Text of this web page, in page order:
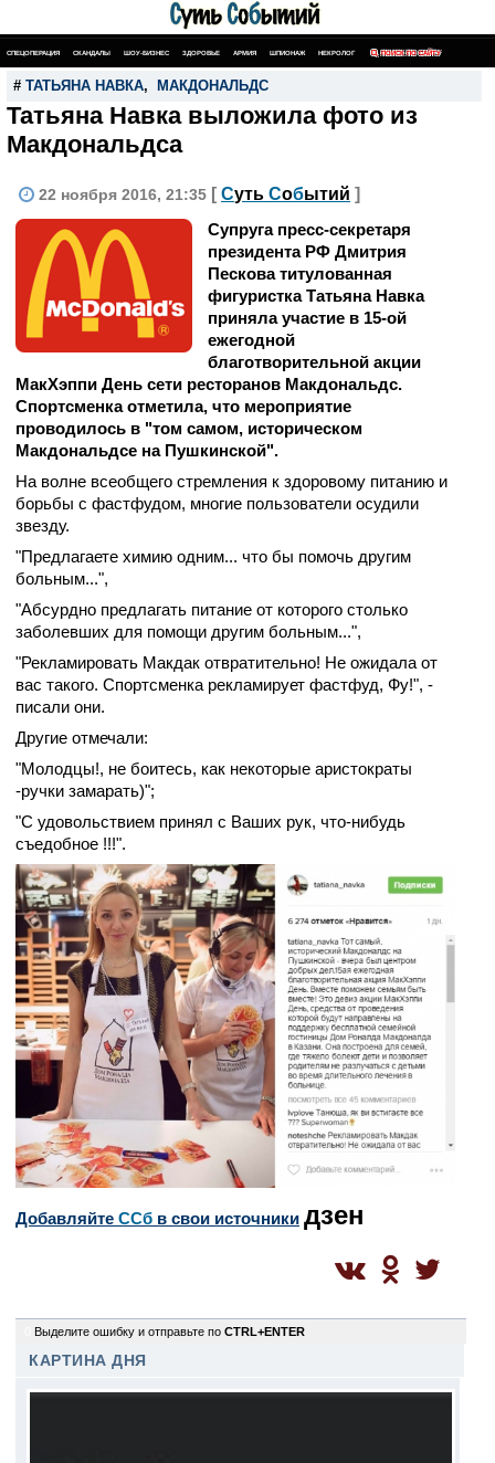
СПЕЦОПЕРАЦИЯ СКАНДАЛЫ ШОУ-БИЗНЕС ЗДОРОВЬЕ АРМИЯ ШПИОНАЖ НЕКРОЛОГ ПОИСК ПО САЙТУ
# ТАТЬЯНА НАВКА, МАКДОНАЛЬДС
Татьяна Навка выложила фото из
Макдональдса
22 ноября 2016, 21:35 [ Суть Событий ]
Супруга пресс-секретаря
президента РФ Дмитрия
Пескова титулованная
фигуристка Татьяна Навка
приняла участие в 15-ой
ежегодной
благотворительной акции
МакХэппи День сети ресторанов Макдональдс.
Спортсменка отметила, что мероприятие
проводилось в "том самом, историческом
Макдональдсе на Пушкинской".
На волне всеобщего стремления к здоровому питанию и
борьбы с фастфудом, многие пользователи осудили
звезду.
"Предлагаете химию одним... что бы помочь другим
больным...",
"Абсурдно предлагать питание от которого столько
заболевших для помощи другим больным...",
"Рекламировать Макдак отвратительно! Не ожидала от
вас такого. Спортсменка рекламирует фастфуд, Фу!", -
писали они.
Другие отмечали:
"Молодцы!, не боитесь, как некоторые аристократы
-ручки замарать)";
"С удовольствием принял с Ваших рук, что-нибудь
съедобное !!!".
Добавляйте CСб в свои источники дзен
Выделите ошибку и отправьте по CTRL+ENTER
КАРТИНА ДНЯ